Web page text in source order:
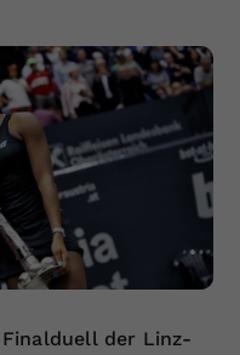
der Linz-
anderem eine
ID, für die
Ihrer
falls der
dies eingestellt